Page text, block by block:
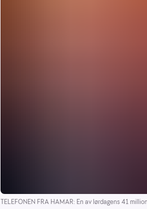
TELEFONEN FRA HAMAR: En av lørdagens 41